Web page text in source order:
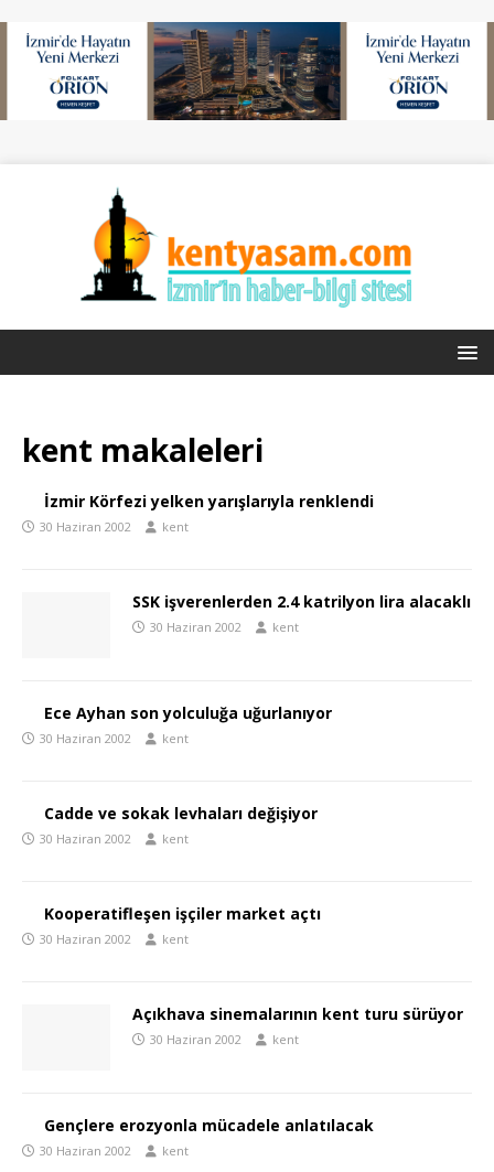
kent makaleleri
İzmir Körfezi yelken yarışlarıyla renklendi
30 Haziran 2002 kent
SSK işverenlerden 2.4 katrilyon lira alacaklı
30 Haziran 2002 kent
Ece Ayhan son yolculuğa uğurlanıyor
30 Haziran 2002 kent
Cadde ve sokak levhaları değişiyor
30 Haziran 2002 kent
Kooperatifleşen işçiler market açtı
30 Haziran 2002 kent
Açıkhava sinemalarının kent turu sürüyor
30 Haziran 2002 kent
Gençlere erozyonla mücadele anlatılacak
30 Haziran 2002 kent